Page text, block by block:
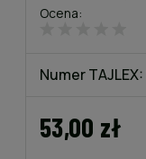
Ocena:
Numer TAJLEX:
53,00 zł